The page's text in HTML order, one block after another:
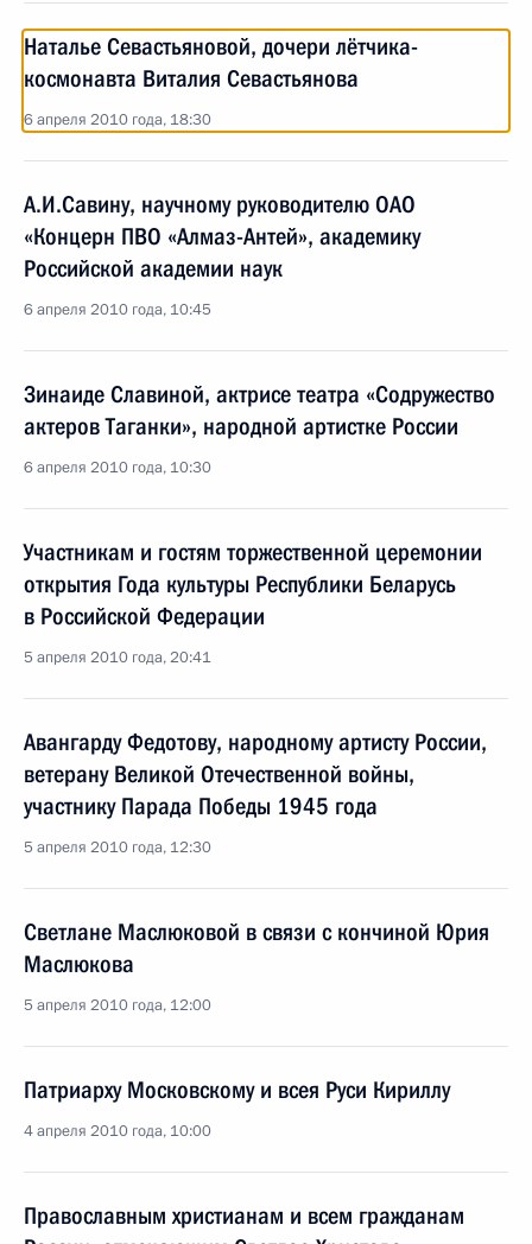
Наталье Севастьяновой, дочери лётчика-
космонавта Виталия Севастьянова
6 апреля 2010 года, 18:30
А.И.Савину, научному руководителю ОАО
«Концерн ПВО «Алмаз-Антей», академику
Российской академии наук
6 апреля 2010 года, 10:45
Зинаиде Славиной, актрисе театра «Содружество
актеров Таганки», народной артистке России
6 апреля 2010 года, 10:30
Участникам и гостям торжественной церемонии
открытия Года культуры Республики Беларусь
в Российской Федерации
5 апреля 2010 года, 20:41
Авангарду Федотову, народному артисту России,
ветерану Великой Отечественной войны,
участнику Парада Победы 1945 года
5 апреля 2010 года, 12:30
Светлане Маслюковой в связи с кончиной Юрия
Маслюкова
5 апреля 2010 года, 12:00
Патриарху Московскому и всея Руси Кириллу
4 апреля 2010 года, 10:00
Православным христианам и всем гражданам